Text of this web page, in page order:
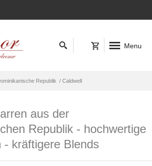
Menu
Republik / Caldwell
aus der
Republik - hochwertige
- kräftigere Blends